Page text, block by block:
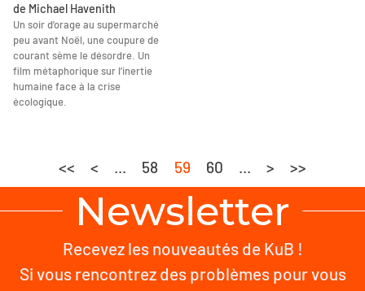
de Michael Havenith
Un soir d’orage au supermarché
peu avant Noël, une coupure de
courant sème le désordre. Un
film métaphorique sur l’inertie
humaine face à la crise
écologique.
<< < ... 58 59 60 ... > >>
Newsletter
Recevez les nouveautés de KuB !
Si vous rencontrez des problèmes pour vous